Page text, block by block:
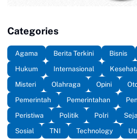
Categories
Agama Berita Terkini Bisnis
Hukum
Internasional
Misteri
Olahraga Opini
Pemerintah
Pemerintahan
Peristiwa
Politik Polri
Sosial
TNI Technology